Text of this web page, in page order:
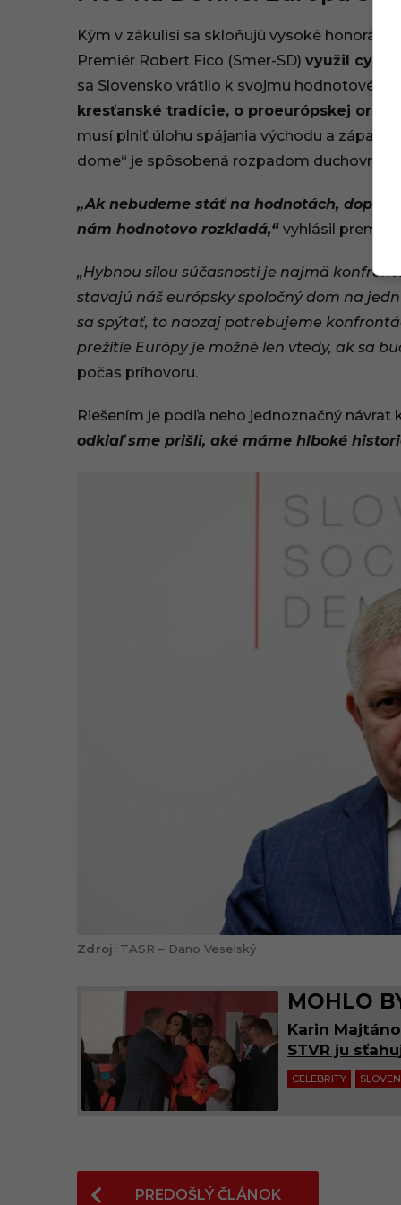
Kým v zákulisí sa skloňujú vysoké honoráre
Premiér Robert Fico (Smer-SD) využil
sa Slovensko vrátilo k svojmu
kresťanské tradície, o proeurópskej
musí plniť úlohu spájania východu a
dome“ je spôsobená rozpadom
„Ak nebudeme stáť na hodnotách,
nám hodnotovo rozkladá,“ vyhlásil premiér.
„Hybnou silou súčasnosti je najmä
stavajú náš európsky spoločný dom na
sa spýtať, to naozaj potrebujeme
prežitie Európy je možné len vtedy, ak sa
počas príhovoru.
Riešením je podľa neho jednoznačný
odkiaľ sme prišli, aké máme hlboké
TASR – Dano Veselský
MOHLO
Karin
STVR ju
CELEBRITY
P
PREDOŠLÝ ČLÁNOK